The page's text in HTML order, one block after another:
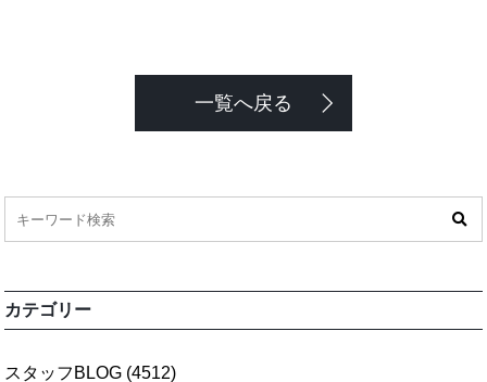
一覧へ戻る
カテゴリー
スタッフBLOG (4512)